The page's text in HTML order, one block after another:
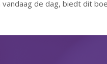
de dag, biedt dit